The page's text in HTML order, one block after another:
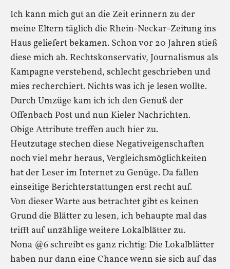
Ich kann mich gut an die Zeit erinnern zu der
meine Eltern täglich die Rhein-Neckar-Zeitung ins
Haus geliefert bekamen. Schon vor 20 Jahren stieß
diese mich ab. Rechtskonservativ, Journalismus als
Kampagne verstehend, schlecht geschrieben und
mies recherchiert. Nichts was ich je lesen wollte.
Durch Umzüge kam ich ich den Genuß der
Offenbach Post und nun Kieler Nachrichten.
Obige Attribute treffen auch hier zu.
Heutzutage stechen diese Negativeigenschaften
noch viel mehr heraus, Vergleichsmöglichkeiten
hat der Leser im Internet zu Genüge. Da fallen
einseitige Berichterstattungen erst recht auf.
Von dieser Warte aus betrachtet gibt es keinen
Grund die Blätter zu lesen, ich behaupte mal das
trifft auf unzählige weitere Lokalblätter zu.
Nona @6 schreibt es ganz richtig: Die Lokalblätter
haben nur dann eine Chance wenn sie sich auf das